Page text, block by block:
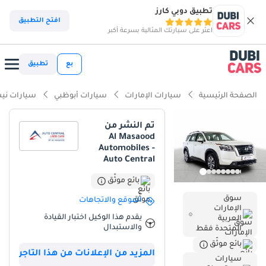
تطبيق دوبي كارز
اعثر على سيارتك المثالية بسرعة أكبر
افتح التطبيق
بع تطبيق
الصفحة الرئيسية سيارات الإمارات سيارات أبوظبي سيارات
سوق
الإمارات
العربية
المتحدة فقط
بائع موثّق
سيارات
تم النشر من
Al Masaood
Automobiles -
Auto Central
بائع موثّق
الموقع والاتجاهات
يقدم هذا الوكيل اختبار القيادة
والاستبدال
المزيد من الإعلانات من هذا التاجر
ذكاء دوبي كارز
ذكاء دوبيكارز
أقل معدل استهلاك في فئته
أحدث معايير أنظمة مساعدة السائق المتقدمة (ADAS)
تُقدّم هذه السيارة الرياضية متعددة الاستخدامات شبه الجديدة فرصة
شراء مميزة لمن يبحث عن سيارة عائلية عصرية مع ضمان سجلها في
دول مجلس التعاون الخليجي. بفضل لونها الأبيض الخارجي وعدادها
المنخفض مقارنةً بموديلات 2024 في السوق المحلي، تُعتبر هذه السيارة